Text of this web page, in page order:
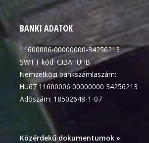
BANKI ADATOK
11600006-00000000-34256213
SWIFT kód: GIBAHUHB
Nemzetközi bankszámlaszám:
HU67 11600006 00000000 34256213
Adószám: 18502648-1-07
Közérdekű dokumentumok »